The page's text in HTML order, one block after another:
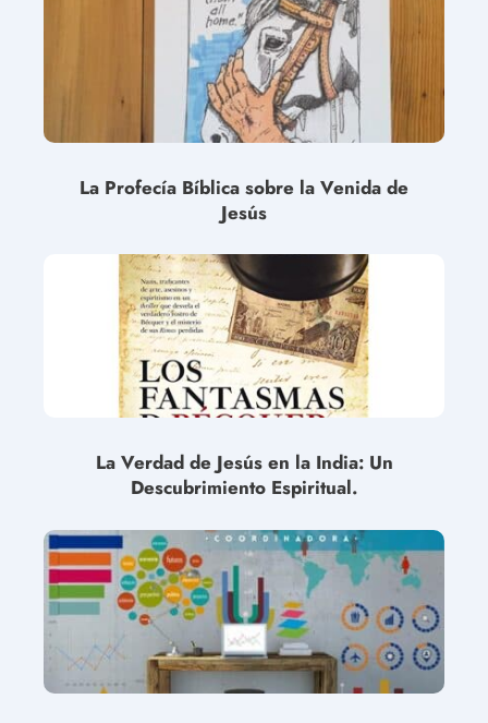
La Profecía Bíblica sobre la Venida de
Jesús
La Verdad de Jesús en la India: Un
Descubrimiento Espiritual.